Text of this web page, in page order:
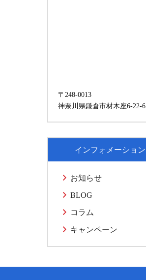
〒248-0013
神奈川県鎌倉市材木座6-22-6
インフォメーション
お知らせ
BLOG
コラム
キャンペーン